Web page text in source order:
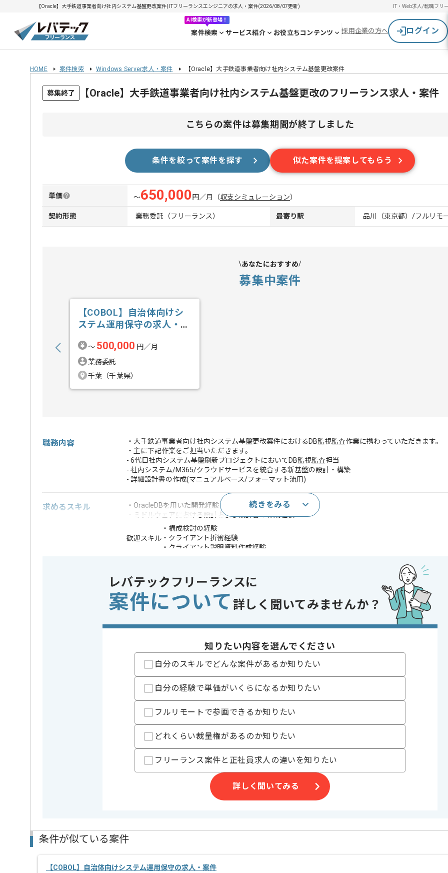
【Oracle】大手鉄道事業者向け社内システム基盤更改案件| ITフリーランスエンジニアの求人・案件(2026/08/07更新) IT・Web求人/転職フリ
AI検索が新登場！
案件検索 サービス紹介 お役立ちコンテンツ 採用企業の方へ ログイン
HOME 案件検索 Windows Server求人・案件 【Oracle】大手鉄道事業者向け社内システム基盤更改案件
募集終了 【Oracle】大手鉄道事業者向け社内システム基盤更改のフリーランス求人・案件
こちらの案件は募集期間が終了しました
条件を絞って案件を探す 似た案件を提案してもらう
単価 〜650,000 円／月 （収支シミュレーション）
契約形態 業務委託（フリーランス） 最寄り駅 品川（東京都）/フルリモ
あなたにおすすめ
募集中案件
【COBOL】自治体向けシ
ステム運用保守の求人・案
〜 500,000 円／月
業務委託
千葉（千葉県）
職務内容
・大手鉄道事業者向け社内システム基盤更改案件におけるDB監視監査作業に携わっていただきます。
・主に下記作業をご担当いただきます。
- 6代目社内システム基盤刷新プロジェクトにおいてDB監視監査担当
- 社内システム/M365/クラウドサービスを統合する新基盤の設計・構築
- 詳細設計書の作成(マニュアルベース/フォーマット流用)
求めるスキル
・OracleDBを用いた開発経験
・ミドルウェアにおける設計および設計書の作成経験
歓迎スキル
・構成検討の経験
・クライアント折衝経験
・クライアント説明資料作成経験
この案件で扱う技術 OS Windows Server
精算基準時間
140時間〜180時間
15日
レバテックでの実績がある企業の案件でございます。
DBを用いた開発経験の経験を活かすことができます。
複数案件を保有している企業ですので、
ご経験と実績に応じて別案件のご提案も差し上げる場合がございます。
経験豊富なメンバーと成長が出来る環境でございます。
スキルアップされたい方、長期的に参画されたい方にオススメの案件です。
基本的にはリモートでの作業を見込んでおります。
続きをみる
レバテックフリーランスに
案件について 詳しく聞いてみませんか？
知りたい内容を選んでください
自分のスキルでどんな案件があるか知りたい
自分の経験で単価がいくらになるか知りたい
フルリモートで参画できるか知りたい
どれくらい裁量権があるのか知りたい
フリーランス案件と正社員求人の違いを知りたい
詳しく聞いてみる
条件が似ている案件
【COBOL】自治体向けシステム運用保守の求人・案件